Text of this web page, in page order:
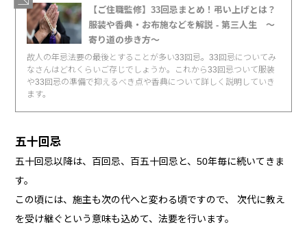
【ご住職監修】33回忌まとめ！弔い上げとは？
服装や香典・お布施などを解説 - 第三人生 〜
寄り道の歩き方〜
故人の年忌法要の最後とすることが多い33回忌。33回忌についてみ
なさんはどれくらいご存じでしょうか。これから33回忌ついて服装
や33回忌の準備で抑えるべき点や香典について詳しく説明していき
ます。
五十回忌
五十回忌以降は、百回忌、百五十回忌と、50年毎に続いてきま
す。
この頃には、施主も次の代へと変わる頃ですので、 次代に教え
を受け継ぐという意味も込めて、法要を行います。